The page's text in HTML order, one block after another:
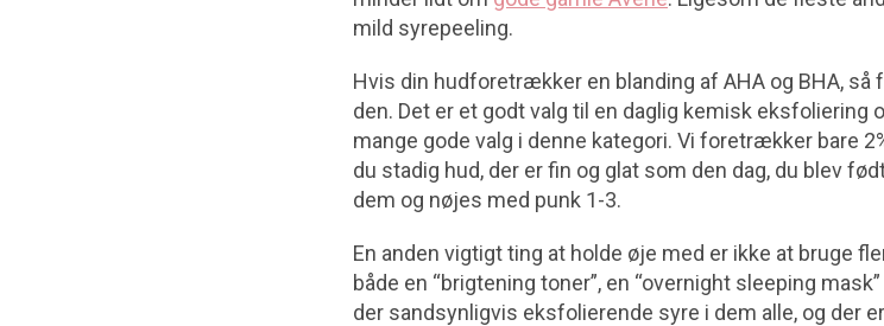
mild syrepeeling.
Hvis din hudforetrækker en blanding af AHA og BHA, så
den. Det er et godt valg til en daglig kemisk
mange gode valg i denne kategori. Vi foretrækker bare
du stadig hud, der er fin og glat som den dag, du blev
dem og nøjes med punk 1-3.
En anden vigtigt ting at holde øje med er ikke at bruge
både en “brigtening toner”, en “overnight sleeping
der sandsynligvis eksfolierende syre i dem alle, og der